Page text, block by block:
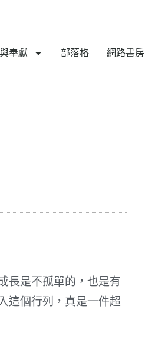
奉獻 部落格 網路書房
長是不孤單的，也是有
這個行列，真是一件超